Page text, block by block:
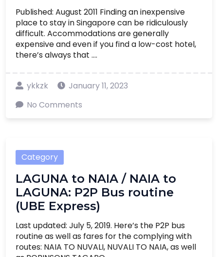
Published: August 2011 Finding an inexpensive
place to stay in Singapore can be ridiculously
difficult. Accommodations are generally
expensive and even if you find a low-cost hotel,
there’s always that ....
ykkzk
January 11, 2023
No Comments
Category
LAGUNA to NAIA / NAIA to
LAGUNA: P2P Bus routine
(UBE Express)
Last updated: July 5, 2019. Here’s the P2P bus
routine as well as fares for the complying with
routes: NAIA TO NUVALI, NUVALI TO NAIA, as well